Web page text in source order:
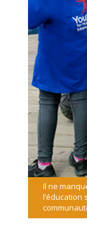
Il ne
l’éducation